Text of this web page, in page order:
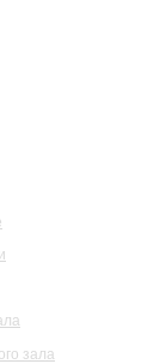
зала